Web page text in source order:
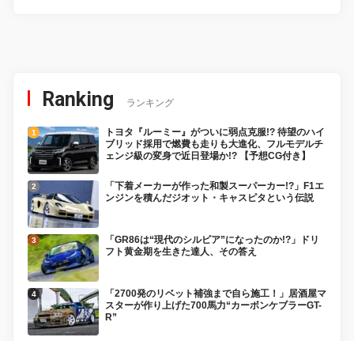
Ranking ランキング
トヨタ『ルーミー』がついに弱点克服!? 待望のハイ
ブリッド採用で燃費も走りも大進化、フルモデルチ
ェンジ級の変身で近日登場か!? 【予想CG付き】
「下着メーカーが作った和製スーパーカー!?」F1エ
ンジンを積んだジオット・キャスピタという伝説
「GR86は“現代のシルビア”になったのか!?」ドリ
フト黄金期を生きた達人、その答え
「2700発のリベット補強まで自ら施工！」居酒屋マ
スターが作り上げた700馬力“カーボンケブラーGT-
R”